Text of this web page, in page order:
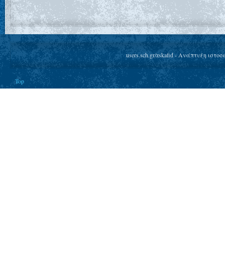
users.sch.gr/zskafid - Ανάπτυξη
Top